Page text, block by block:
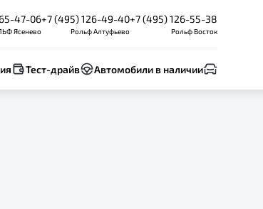
47-06
Ясенево
+7 (495) 126-49-40
Рольф Алтуфьево
+7 (495) 126-55-38
Рольф Восток
Тест-драйв Автомобили в наличии